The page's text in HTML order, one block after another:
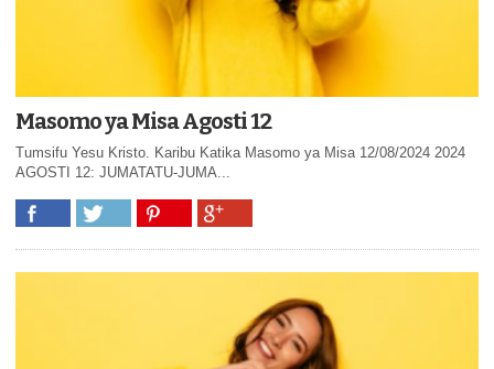
Masomo ya Misa Agosti 12
Tumsifu Yesu Kristo. Karibu Katika Masomo ya Misa 12/08/2024 2024
AGOSTI 12: JUMATATU-JUMA...